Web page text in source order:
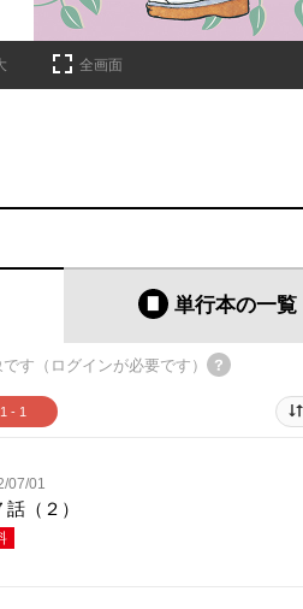
全画面
単行本の一覧
です（ログインが必要です）
- 1
07/01
話（２）